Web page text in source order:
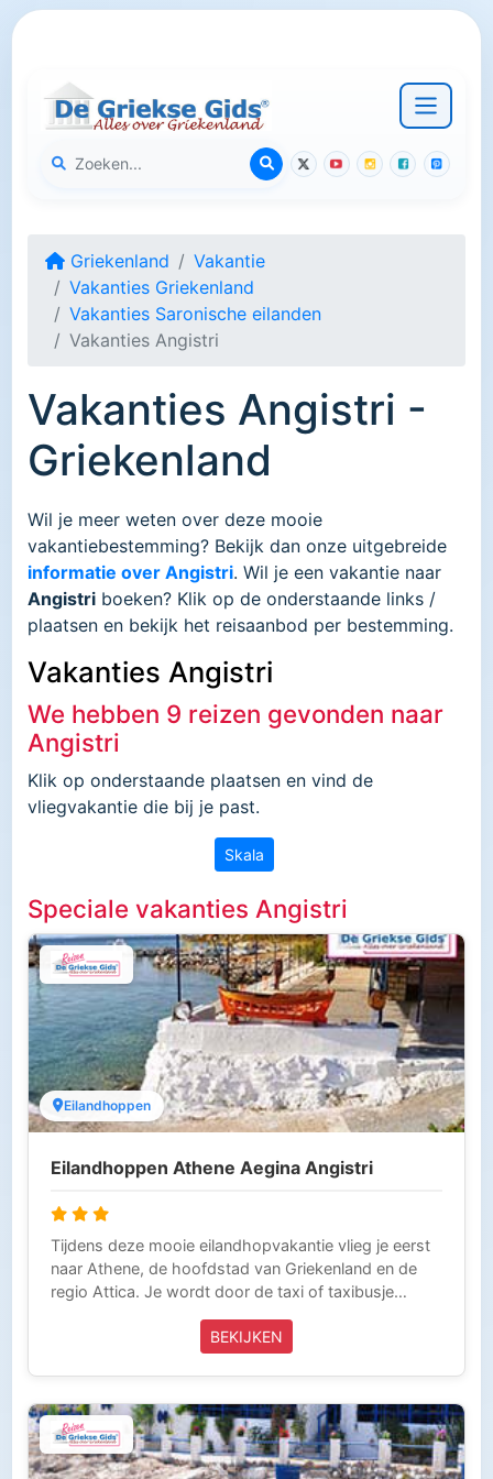
Griekenland
Vakantie
Vakanties Griekenland
Vakanties Saronische eilanden
Vakanties Angistri
Vakanties Angistri -
Griekenland
Wil je meer weten over deze mooie
vakantiebestemming? Bekijk dan onze uitgebreide
informatie over Angistri. Wil je een vakantie naar
Angistri boeken? Klik op de onderstaande links /
plaatsen en bekijk het reisaanbod per bestemming.
Vakanties Angistri
We hebben 9 reizen gevonden naar
Angistri
Klik op onderstaande plaatsen en vind de
vliegvakantie die bij je past.
Skala
Speciale vakanties Angistri
Eilandhoppen
Eilandhoppen Athene Aegina Angistri
Tijdens deze mooie eilandhopvakantie vlieg je eerst
naar Athene, de hoofdstad van Griekenland en de
regio Attica. Je wordt door de taxi of taxibusje
neem je de boot naar Aegina waar je het eerste deel
tenslotte naar Athene terug te keren en het laatste
deel van je vakantie daar door te brengen. Tijdens
deze vakantie beleef je de vele verschillende
BEKIJKEN